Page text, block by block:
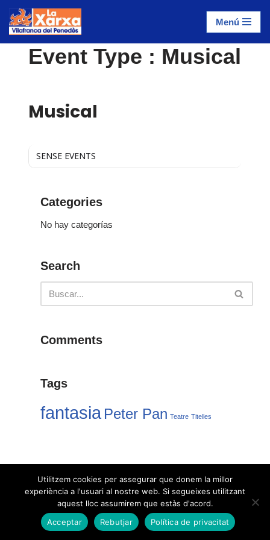
Saltar
al
contenido
Menú
Event Type : Musical
Musical
SENSE EVENTS
Categories
No hay categorías
Search
Comments
Tags
fantasia Peter Pan Teatre Titelles
Neve| Funciona gracias aWordPress
Utilitzem cookies per assegurar que donem la millor
experiència a l'usuari al nostre web. Si segueixes utilitzant
aquest lloc assumirem que estàs d'acord.
Acceptar
Rebutjar Política de privacitat